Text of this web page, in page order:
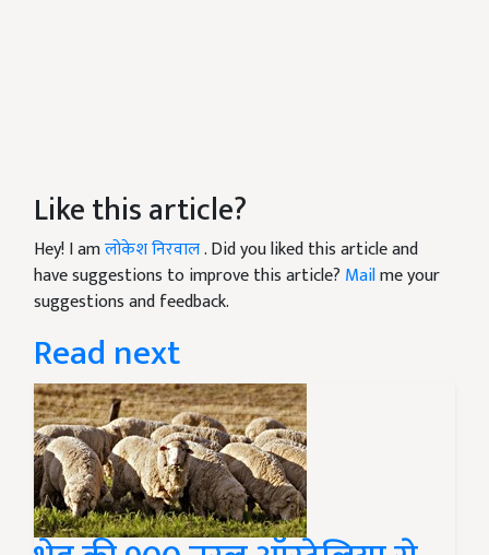
Like this article?
Hey! I amलोकेश निरवाल. Did you liked this article and
have suggestions to improve this article? Mailme your
suggestions and feedback.
Read next